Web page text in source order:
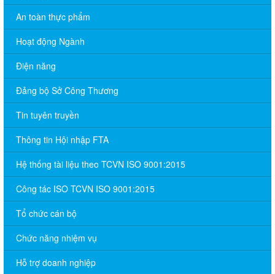
An toàn thực phẩm
Hoạt động Ngành
Điện năng
Đảng bộ Sở Công Thương
Tin tuyên truyền
Thông tin Hội nhập FTA
Hệ thống tài liệu theo TCVN ISO 9001:2015
Công tác ISO TCVN ISO 9001:2015
Tổ chức cán bộ
Chức năng nhiệm vụ
Hỗ trợ doanh nghiệp